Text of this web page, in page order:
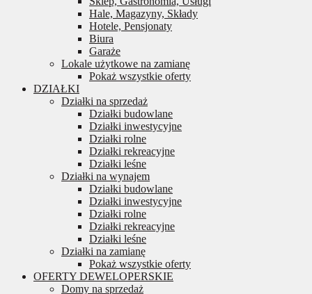
Hale, Magazyny, Składy
Hotele, Pensjonaty
Biura
Garaże
Lokale użytkowe na zamianę
Pokaż wszystkie oferty
DZIAŁKI
Działki na sprzedaż
Działki budowlane
Działki inwestycyjne
Działki rolne
Działki rekreacyjne
Działki leśne
Działki na wynajem
Działki budowlane
Działki inwestycyjne
Działki rolne
Działki rekreacyjne
Działki leśne
Działki na zamianę
Pokaż wszystkie oferty
OFERTY DEWELOPERSKIE
Domy na sprzedaż